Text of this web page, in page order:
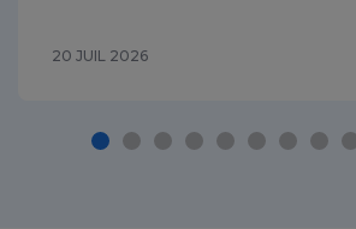
20 JUIL 2026